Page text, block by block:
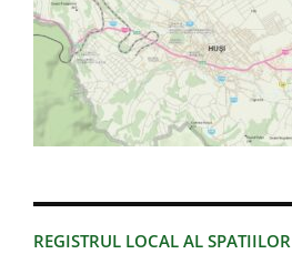
REGISTRUL LOCAL AL